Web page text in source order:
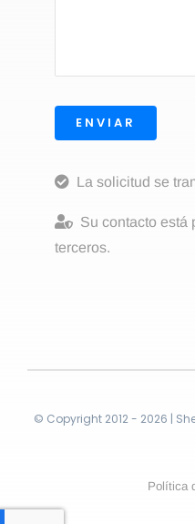
ENVIAR
La solicitud se
Su contacto está
terceros.
© Copyright 2012 - 2026 |
Política